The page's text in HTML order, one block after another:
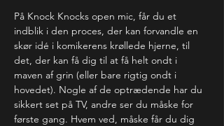
På Knock Knocks open mic, får du et
indblik i den proces, der kan forvandle en
skør idé i komikerens krøllede hjerne, til
det, der kan få dig til at få helt ondt i
maven af grin (eller bare rigtig ondt i
hovedet). Nogle af de optrædende har du
sikkert set på TV, andre ser du måske for
første gang. Hvem ved, måske får du dig